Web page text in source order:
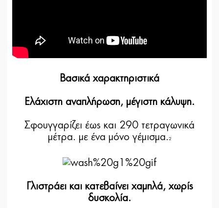
Βασικά χαρακτηριστικά
Ελάχιστη αναπλήρωση, μέγιστη κάλυψη.
Σφουγγαρίζει έως και 290 τετραγωνικά
μέτρα. με ένα μόνο γέμισμα. 2
Γλιστράει και κατεβαίνει χαμηλά, χωρίς
δυσκολία.